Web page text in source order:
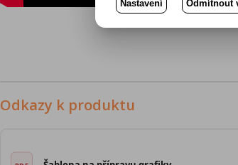
Odkazy k produktu
Nastavení Odmítnout